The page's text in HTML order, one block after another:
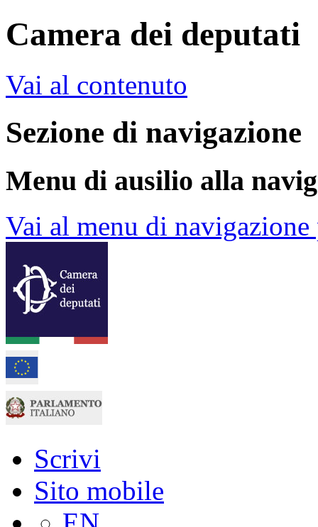
Camera dei deputati
Vai al contenuto
Sezione di navigazione
Menu di ausilio alla
Vai al menu di
Scrivi
Sito mobile